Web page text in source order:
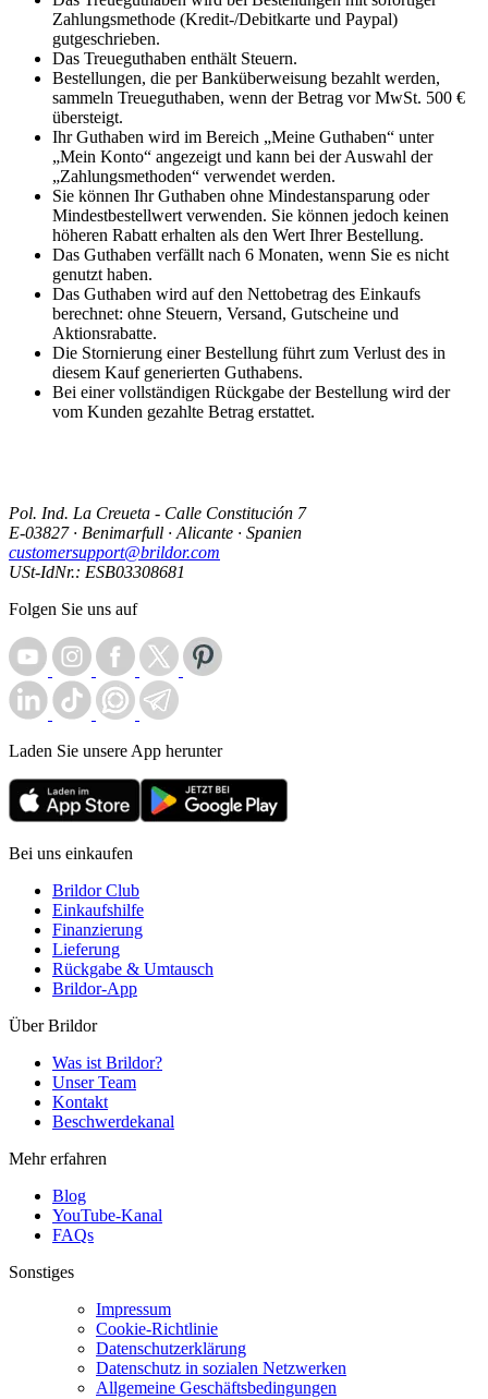
Zahlungsmethode (Kredit-/Debitkarte und Paypal)
gutgeschrieben.
Das Treueguthaben enthält Steuern.
Bestellungen, die per Banküberweisung bezahlt werden,
sammeln Treueguthaben, wenn der Betrag vor MwSt. 500 €
übersteigt.
Ihr Guthaben wird im Bereich „Meine Guthaben“ unter
„Mein Konto“ angezeigt und kann bei der Auswahl der
„Zahlungsmethoden“ verwendet werden.
Sie können Ihr Guthaben ohne Mindestansparung oder
Mindestbestellwert verwenden. Sie können jedoch keinen
höheren Rabatt erhalten als den Wert Ihrer Bestellung.
Das Guthaben verfällt nach 6 Monaten, wenn Sie es nicht
genutzt haben.
Das Guthaben wird auf den Nettobetrag des Einkaufs
berechnet: ohne Steuern, Versand, Gutscheine und
Aktionsrabatte.
Die Stornierung einer Bestellung führt zum Verlust des in
diesem Kauf generierten Guthabens.
Bei einer vollständigen Rückgabe der Bestellung wird der
vom Kunden gezahlte Betrag erstattet.
Pol. Ind. La Creueta - Calle Constitución 7
E-03827 · Benimarfull · Alicante · Spanien
customersupport@brildor.com
USt-IdNr.: ESB03308681
Folgen Sie uns auf
Laden Sie unsere App herunter
Bei uns einkaufen
Brildor Club
Einkaufshilfe
Finanzierung
Lieferung
Rückgabe & Umtausch
Brildor-App
Über Brildor
Was ist Brildor?
Unser Team
Kontakt
Beschwerdekanal
Mehr erfahren
Blog
YouTube-Kanal
FAQs
Sonstiges
Impressum
Cookie-Richtlinie
Datenschutzerklärung
Datenschutz in sozialen Netzwerken
Allgemeine Geschäftsbedingungen